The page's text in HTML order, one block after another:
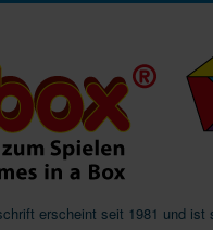
erscheint seit 1981 und